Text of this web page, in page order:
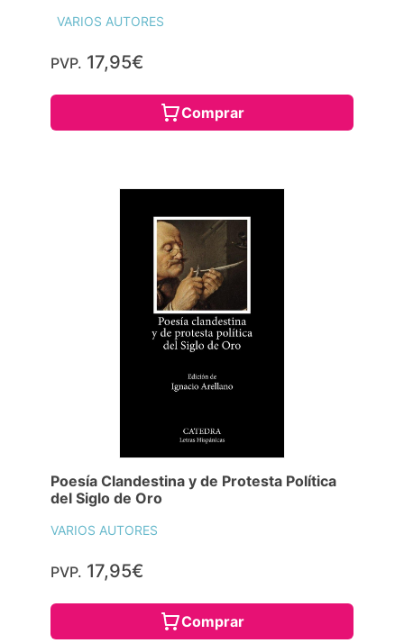
VARIOS AUTORES
PVP. 17,95€
Comprar
Poesía Clandestina y de Protesta Política
del Siglo de Oro
VARIOS AUTORES
PVP. 17,95€
Comprar